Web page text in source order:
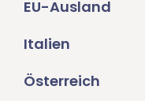
EU-Ausland
Italien
Österreich